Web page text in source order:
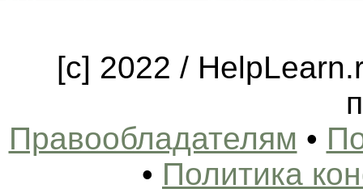
[c] 2022 /
Правообладателям •
• Политика